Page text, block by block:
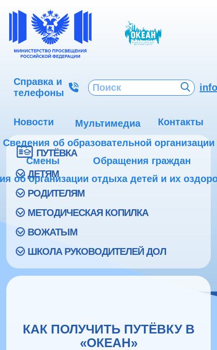
Справка и
телефоны
Новости Мультимедиа
Контакты
Сведения об образовательной организации
Смены
Обращения граждан
об организации отдыха детей и их
ПУТЁВКА
ДЕТЯМ
РОДИТЕЛЯМ
МЕТОДИЧЕСКАЯ КОПИЛКА
ВОЖАТЫМ
ШКОЛА РУКОВОДИТЕЛЕЙ ДОЛ
КАК ПОЛУЧИТЬ ПУТЁВКУ В
«ОКЕАН»